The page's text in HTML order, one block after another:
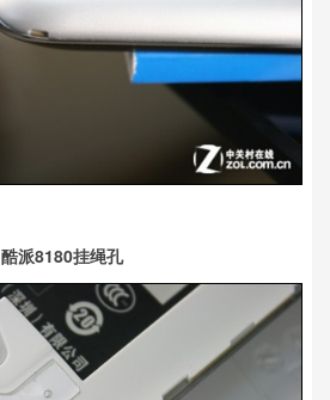
酷派8180挂绳孔